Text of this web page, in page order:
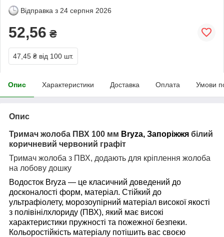
Відправка з 24 серпня 2026
52,56 ₴
47,45 ₴ від 100 шт.
Опис Характеристики Доставка Оплата Умови
Опис
Тримач жолоба ПВХ 100 мм Bryza, Запоріжжя білий
коричневий червоний графіт
Тримач жолоба з ПВХ, додають для кріплення жолоба
на лобову дошку
Водосток Bryza — це класичний доведений до
досконалості форм, матеріал. Стійкий до
ультрафіолету, морозоупірний матеріал високої якості
з полівінілхлориду (ПВХ), який має високі
характеристики пружності та пожежної безпеки.
Кольоростійкість матеріалу потішить вас своєю